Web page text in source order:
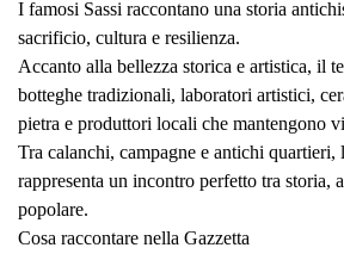
I famosi Sassi raccontano una storia
sacrificio, cultura e resilienza.
Accanto alla bellezza storica e artistica, il
botteghe tradizionali, laboratori artistici,
pietra e produttori locali che mantengono
Tra calanchi, campagne e antichi
rappresenta un incontro perfetto tra storia,
popolare.
Cosa raccontare nella Gazzetta